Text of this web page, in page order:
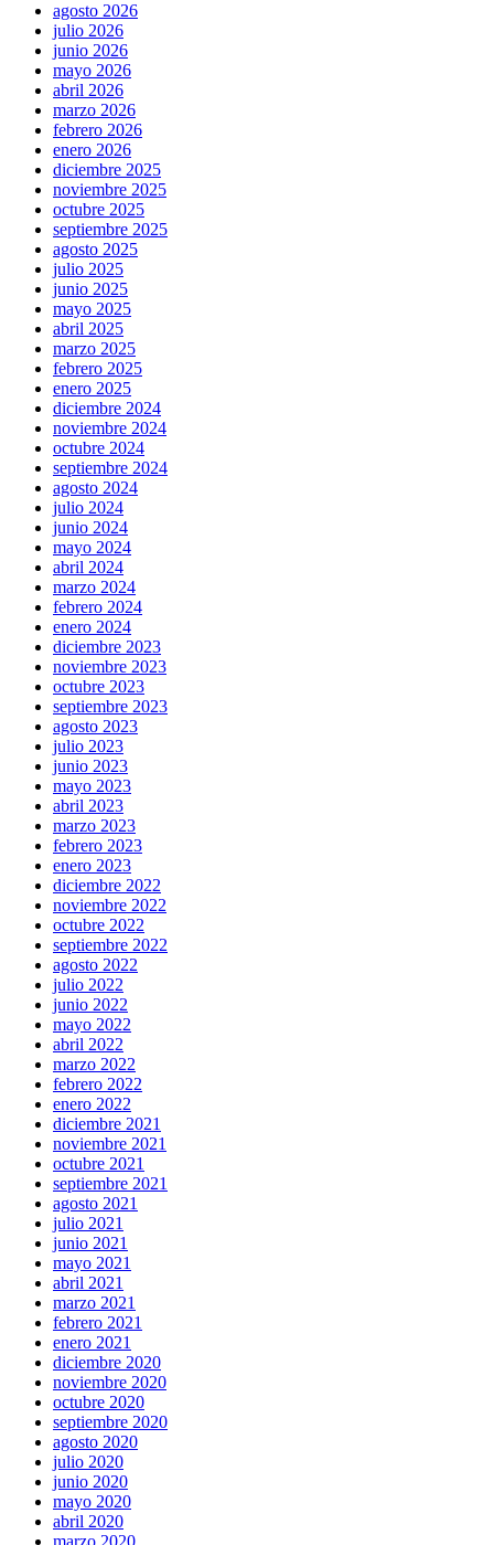
agosto 2026
julio 2026
junio 2026
mayo 2026
abril 2026
marzo 2026
febrero 2026
enero 2026
diciembre 2025
noviembre 2025
octubre 2025
septiembre 2025
agosto 2025
julio 2025
junio 2025
mayo 2025
abril 2025
marzo 2025
febrero 2025
enero 2025
diciembre 2024
noviembre 2024
octubre 2024
septiembre 2024
agosto 2024
julio 2024
junio 2024
mayo 2024
abril 2024
marzo 2024
febrero 2024
enero 2024
diciembre 2023
noviembre 2023
octubre 2023
septiembre 2023
agosto 2023
julio 2023
junio 2023
mayo 2023
abril 2023
marzo 2023
febrero 2023
enero 2023
diciembre 2022
noviembre 2022
octubre 2022
septiembre 2022
agosto 2022
julio 2022
junio 2022
mayo 2022
abril 2022
marzo 2022
febrero 2022
enero 2022
diciembre 2021
noviembre 2021
octubre 2021
septiembre 2021
agosto 2021
julio 2021
junio 2021
mayo 2021
abril 2021
marzo 2021
febrero 2021
enero 2021
diciembre 2020
noviembre 2020
octubre 2020
septiembre 2020
agosto 2020
julio 2020
junio 2020
mayo 2020
abril 2020